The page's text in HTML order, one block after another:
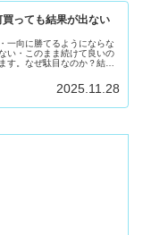
っても結果が出ない
一向に勝てるようにならな
い・このまま続けて良いの
す。なぜ駄目なのか？結論
2025.11.28